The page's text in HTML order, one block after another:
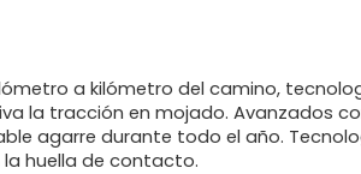
a kilómetro del camino,
la tracción en mojado. Avanzados
agarre durante todo el año.
huella de contacto.